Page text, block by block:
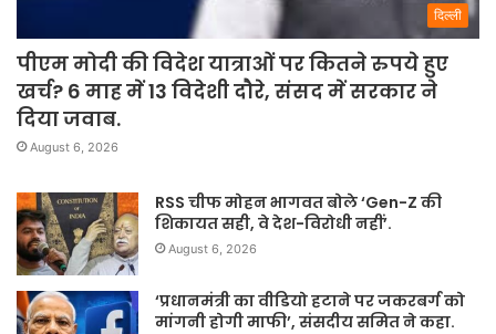
दिल्ली
पीएम मोदी की विदेश यात्राओं पर कितने रुपये हुए
खर्च? 6 माह में 13 विदेशी दौरे, संसद में सरकार ने
दिया जवाब.
August 6, 2026
RSS चीफ मोहन भागवत बोले ‘Gen-Z की
शिकायत सही, वे देश-विरोधी नहीं’.
August 6, 2026
‘प्रधानमंत्री का वीडियो हटाने पर जकरबर्ग को
मांगनी होगी माफी’, संसदीय समित ने कहा.